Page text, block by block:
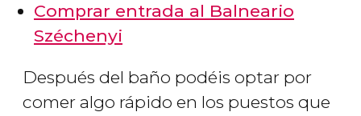
Comprar entrada al Balneario
Széchenyi
Después del baño podéis optar por
comer algo rápido en los puestos que